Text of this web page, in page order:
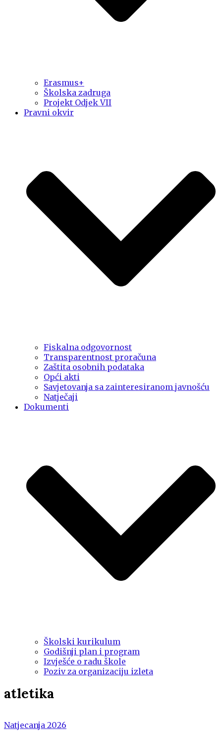
Erasmus+
Školska zadruga
Projekt Odjek VII
Pravni okvir
Fiskalna odgovornost
Transparentnost proračuna
Zaštita osobnih podataka
Opći akti
Savjetovanja sa zainteresiranom javnošću
Natječaji
Dokumenti
Školski kurikulum
Godišnji plan i program
Izvješće o radu škole
Poziv za organizaciju izleta
atletika
Natjecanja 2026